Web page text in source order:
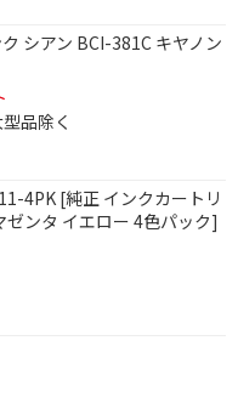
シアン BCI-381C キヤノン
品除く
4PK [純正 インクカートリ
ゼンタ イエロー 4色パック]
り込む
り込む
｜キヤノン用